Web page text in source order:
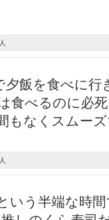
人
夕飯を食べに
食べるのに必
もなくスムー
人
いう半端な時